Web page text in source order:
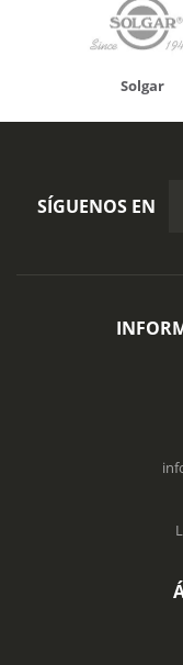
Solgar
SÍGUENOS EN